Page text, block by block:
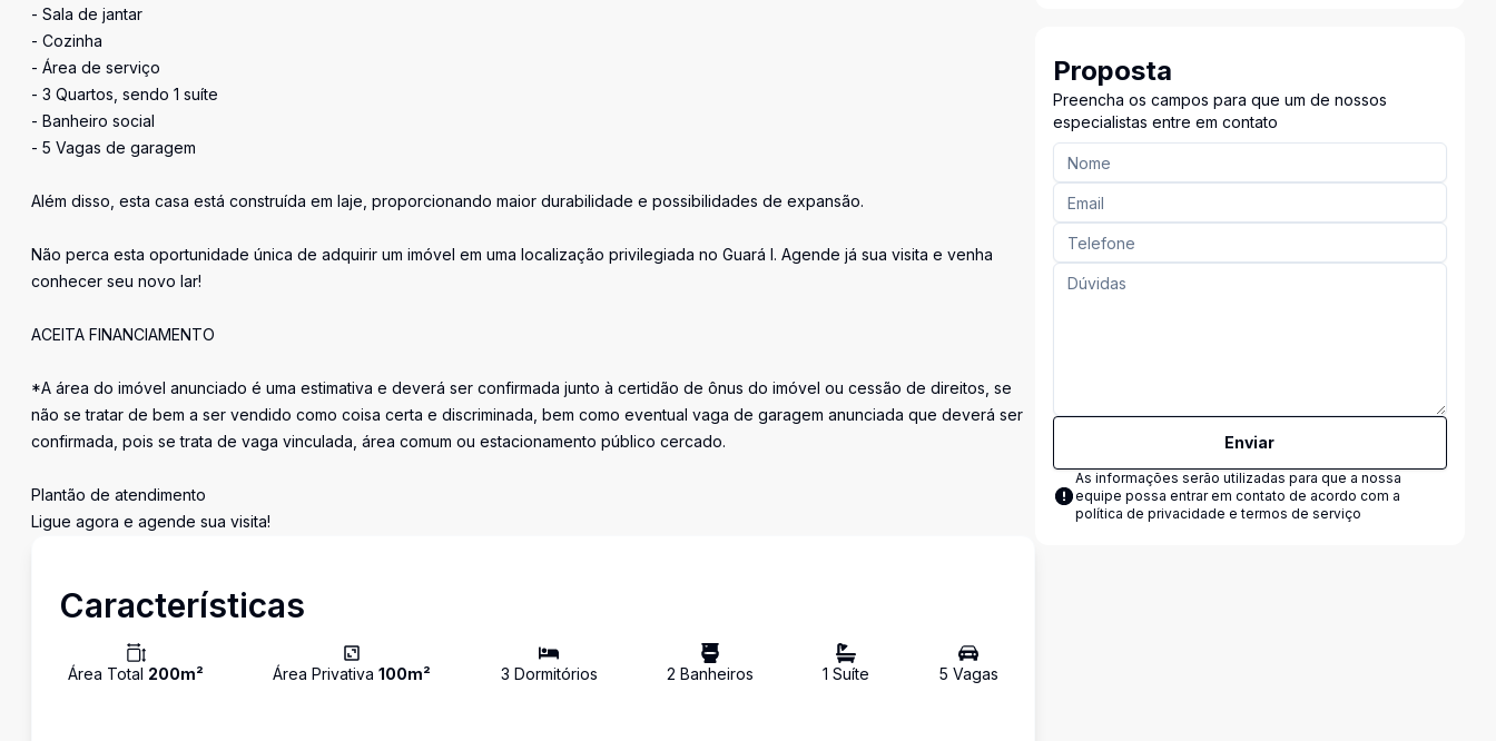
- Sala de jantar
- Cozinha
- Área de serviço
- 3 Quartos, sendo 1 suíte
- Banheiro social
- 5 Vagas de garagem
Além disso, esta casa está construída em laje, proporcionando maior durabilidade e possibilidades de expansão.
Não perca esta oportunidade única de adquirir um imóvel em uma localização privilegiada no Guará I. Agende já sua visita e venha
conhecer seu novo lar!
ACEITA FINANCIAMENTO
*A área do imóvel anunciado é uma estimativa e deverá ser confirmada junto à certidão de ônus do imóvel ou cessão de direitos, se
não se tratar de bem a ser vendido como coisa certa e discriminada, bem como eventual vaga de garagem anunciada que deverá ser
confirmada, pois se trata de vaga vinculada, área comum ou estacionamento público cercado.
Plantão de atendimento
Ligue agora e agende sua visita!
Características
Área Total 200m² Área Privativa100m² 3 Dormitórios 2 Banheiros 1 Suíte 5 Vagas
Proposta
Preencha os campos para que um de nossos
especialistas entre em contato
Enviar
As informações serão utilizadas para que a nossa
equipe possa entrar em contato de acordo com a
política de privacidade e termos de serviço